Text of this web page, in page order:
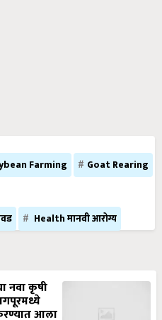
Farming
Goat Rearing
Health मानवी आरोग्य
नवा कृषी
करण्यात आला